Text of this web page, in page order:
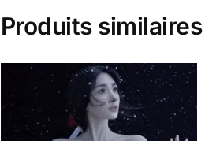
Produits similaires